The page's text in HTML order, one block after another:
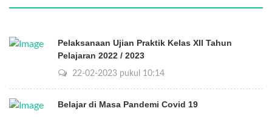
Pelaksanaan Ujian Praktik Kelas XII Tahun
Pelajaran 2022 / 2023
22-02-2023 pukul 10:14
Belajar di Masa Pandemi Covid 19